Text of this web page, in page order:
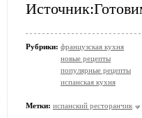
Рубрики: французская кухня
новые рецепты
популярные рецепты
испанская кухня
Метки: испанский ресторанчик